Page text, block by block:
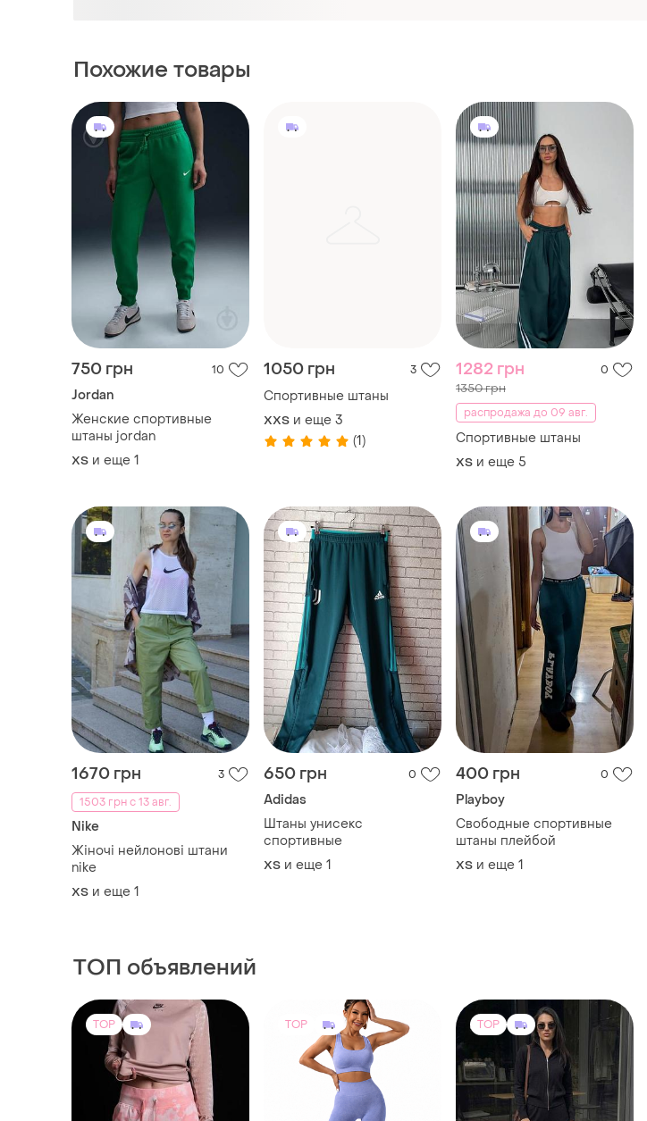
Похожие товары
750 грн 10
Jordan
Женские спортивные
штаны jordan
ХS и еще 1
1050 грн 3
Спортивные штаны
XХS и еще 3
(1)
1282 грн 0
1350 грн
распродажа до 09 авг.
Спортивные штаны
ХS и еще 5
1670 грн
3
1503 грн с 13 авг.
Nike
Жіночі нейлонові штани
nike
ХS и еще 1
650 грн 0
Adidas
Штаны унисекс
спортивные
ХS и еще 1
400 грн 0
Playboy
Свободные спортивные
штаны плейбой
ХS и еще 1
ТОП объявлений
TOP TOP TOP